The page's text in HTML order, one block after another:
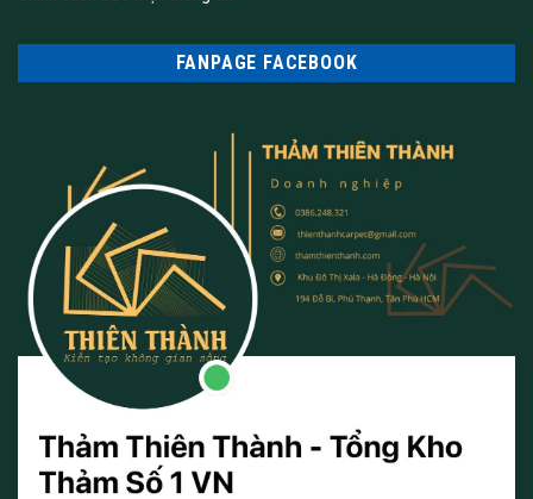
Thảm khách sạn hoa văn thảm cuộn họa tiết
Trọng lượng sợi: 800g/m2
Tổng trọng lượng: 1.700g/m2 ±5%
Chiều cao sợi: 6mm ±5%
Chiều cao thảm: 8mm ±5%
Khổ rộng: 4m
Xuất xứ: Trung Quốc
Ưu Điểm Nổi Bật Của Thảm Trải Sàn TT001
FANPAGE FACEBOOK